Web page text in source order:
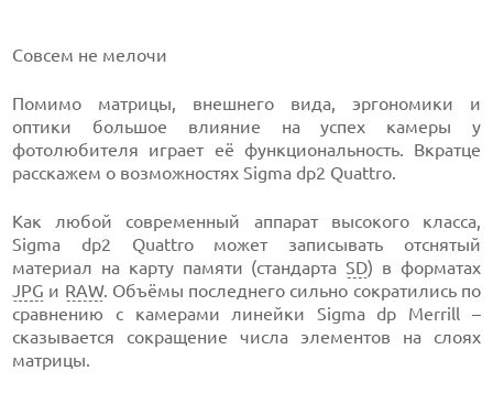
Совсем не мелочи
Помимо матрицы, внешнего вида, эргономики и
оптики большое влияние на успех камеры у
фотолюбителя играет её функциональность. Вкратце
расскажем о возможностях Sigma dp2 Quattro.
Как любой современный аппарат высокого класса,
Sigma dp2 Quattro может записывать отснятый
материал на карту памяти (стандартаSD) в форматах
JPG и RAW. Объёмы последнего сильно сократились по
сравнению с камерами линейки Sigma dp Merrill –
сказывается сокращение числа элементов на слоях
матрицы.